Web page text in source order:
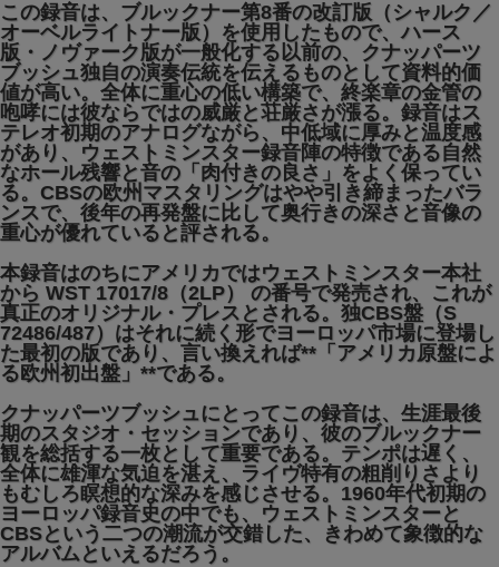
この録音は、ブルックナー第8番の改訂版（シャルク／
オーベルライトナー版）を使用したもので、ハース
版・ノヴァーク版が一般化する以前の、クナッパーツ
ブッシュ独自の演奏伝統を伝えるものとして資料的価
値が高い。全体に重心の低い構築で、終楽章の金管の
咆哮には彼ならではの威厳と荘厳さが漲る。録音はス
テレオ初期のアナログながら、中低域に厚みと温度感
があり、ウェストミンスター録音陣の特徴である自然
なホール残響と音の「肉付きの良さ」をよく保ってい
る。CBSの欧州マスタリングはやや引き締まったバラ
ンスで、後年の再発盤に比して奥行きの深さと音像の
重心が優れていると評される。
本録音はのちにアメリカではウェストミンスター本社
から WST 17017/8（2LP） の番号で発売され、これが
真正のオリジナル・プレスとされる。独CBS盤（S
72486/487）はそれに続く形でヨーロッパ市場に登場し
た最初の版であり、言い換えれば**「アメリカ原盤によ
る欧州初出盤」**である。
クナッパーツブッシュにとってこの録音は、生涯最後
期のスタジオ・セッションであり、彼のブルックナー
観を総括する一枚として重要である。テンポは遅く、
全体に雄渾な気迫を湛え、ライヴ特有の粗削りさより
もむしろ瞑想的な深みを感じさせる。1960年代初期の
ヨーロッパ録音史の中でも、ウェストミンスターと
CBSという二つの潮流が交錯した、きわめて象徴的な
アルバムといえるだろう。